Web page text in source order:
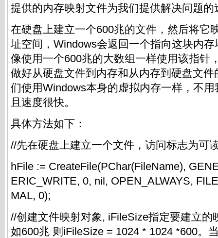
提供的内存映射文件为我们提供解决问题的
在硬盘上建立一个600兆的文件，然后将它
址空间，Windows会返回一个指向这块内
像使用一个600兆的大数组一样使用该指针
做好从硬盘文件到内存和从内存到硬盘文
们使用Windows本身的虚拟内存一样，不
且速度很快。
具体方法如下：
//先在硬盘上建立一个文件，访问标志为可
hFile := CreateFile(PChar(FileName),
ERIC_WRITE, 0, nil, OPEN_ALWAYS,
MAL, 0);
//创建文件映射对象, iFileSize指定要建立的
如600兆 则iFileSize = 1024 * 1024 *600。